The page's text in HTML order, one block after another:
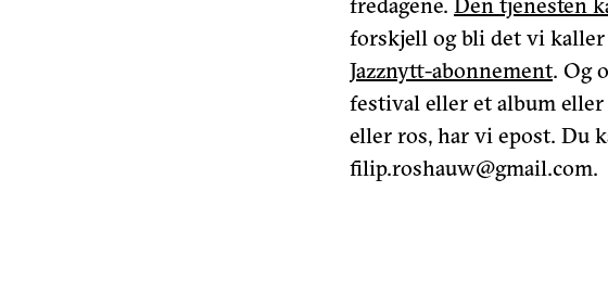
forskjell og bli det vi kaller
Jazznytt-abonnement. Og
festival eller et album
eller ros, har vi epost. Du
filip.roshauw@gmail.com.